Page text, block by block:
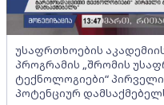
უსაფრთხოების
პროგრამის „შრომის
ტექნოლოგიები“ პირველი
პოტენციურ